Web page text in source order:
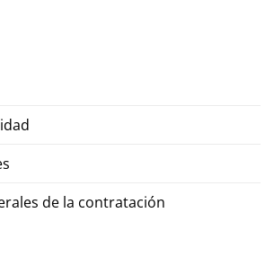
de la contratación